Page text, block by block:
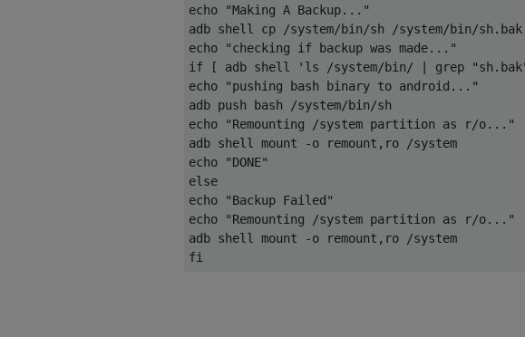
echo "Making A Backup..."
adb shell cp /system/bin/sh /system/
echo "checking if backup was made..."
if [ adb shell 'ls /system/bin/ | grep
echo "pushing bash binary to
adb push bash /system/bin/sh
echo "Remounting /system partition
adb shell mount -o remount,ro /system
echo "DONE"
else
echo "Backup Failed"
echo "Remounting /system partition as r/
adb shell mount -o remount,ro /system